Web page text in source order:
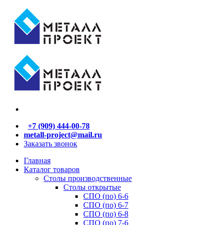
+7 (909) 444-00-78
metall-project@mail.ru
Заказать звонок
Главная
Каталог товаров
Столы производственные
Столы открытые
СПО (по) 6-6
СПО (по) 6-7
СПО (по) 6-8
СПО (по) 7-6